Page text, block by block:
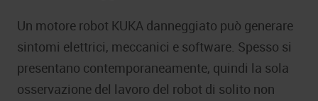
Un motore robot KUKA danneggiato può generare
sintomi elettrici, meccanici e software. Spesso si
presentano contemporaneamente, quindi la sola
osservazione del lavoro del robot di solito non